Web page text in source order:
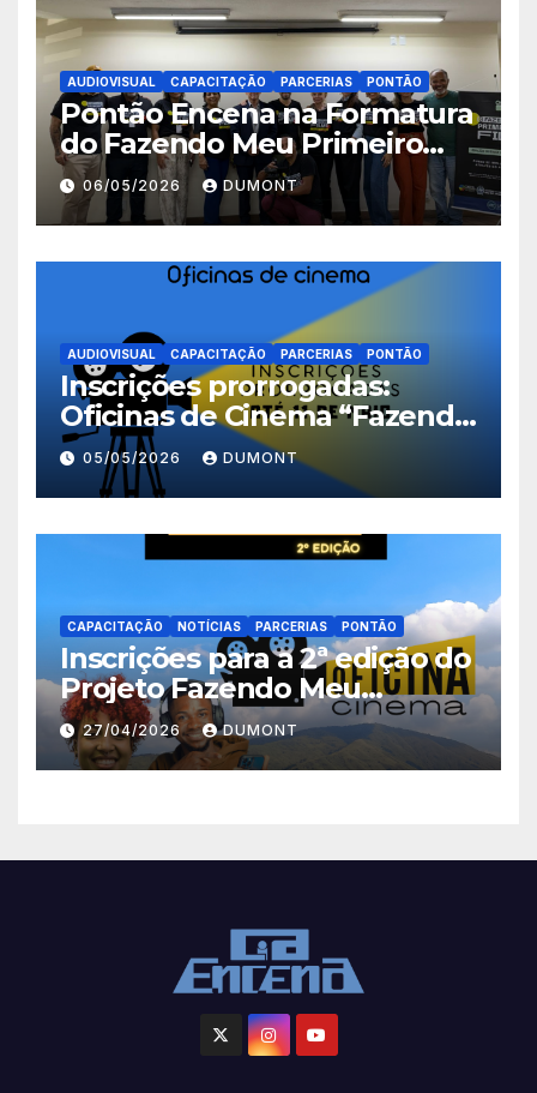
AUDIOVISUAL CAPACITAÇÃO PARCERIAS PONTÃO
Pontão Encena na Formatura
do Fazendo Meu Primeiro
Filme no Degase Belford
Roxo e reforça as inscrições
abertas em Nova Iguaçu
06/05/2026 DUMONT
AUDIOVISUAL CAPACITAÇÃO PARCERIAS PONTÃO
Inscrições prorrogadas:
Oficinas de Cinema “Fazendo
Meu Primeiro Filme” em
Nova Iguaçu seguem abertas
até 11 de maio
05/05/2026 DUMONT
CAPACITAÇÃO NOTÍCIAS PARCERIAS PONTÃO
Inscrições para a 2ª edição do
Projeto Fazendo Meu
Primeiro Filme em Nova
Iguaçu
27/04/2026 DUMONT